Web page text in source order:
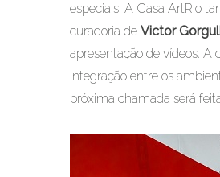
especiais. A Casa ArtRio
curadoria de Victor
apresentação de vídeos. A
integração entre os
próxima chamada será